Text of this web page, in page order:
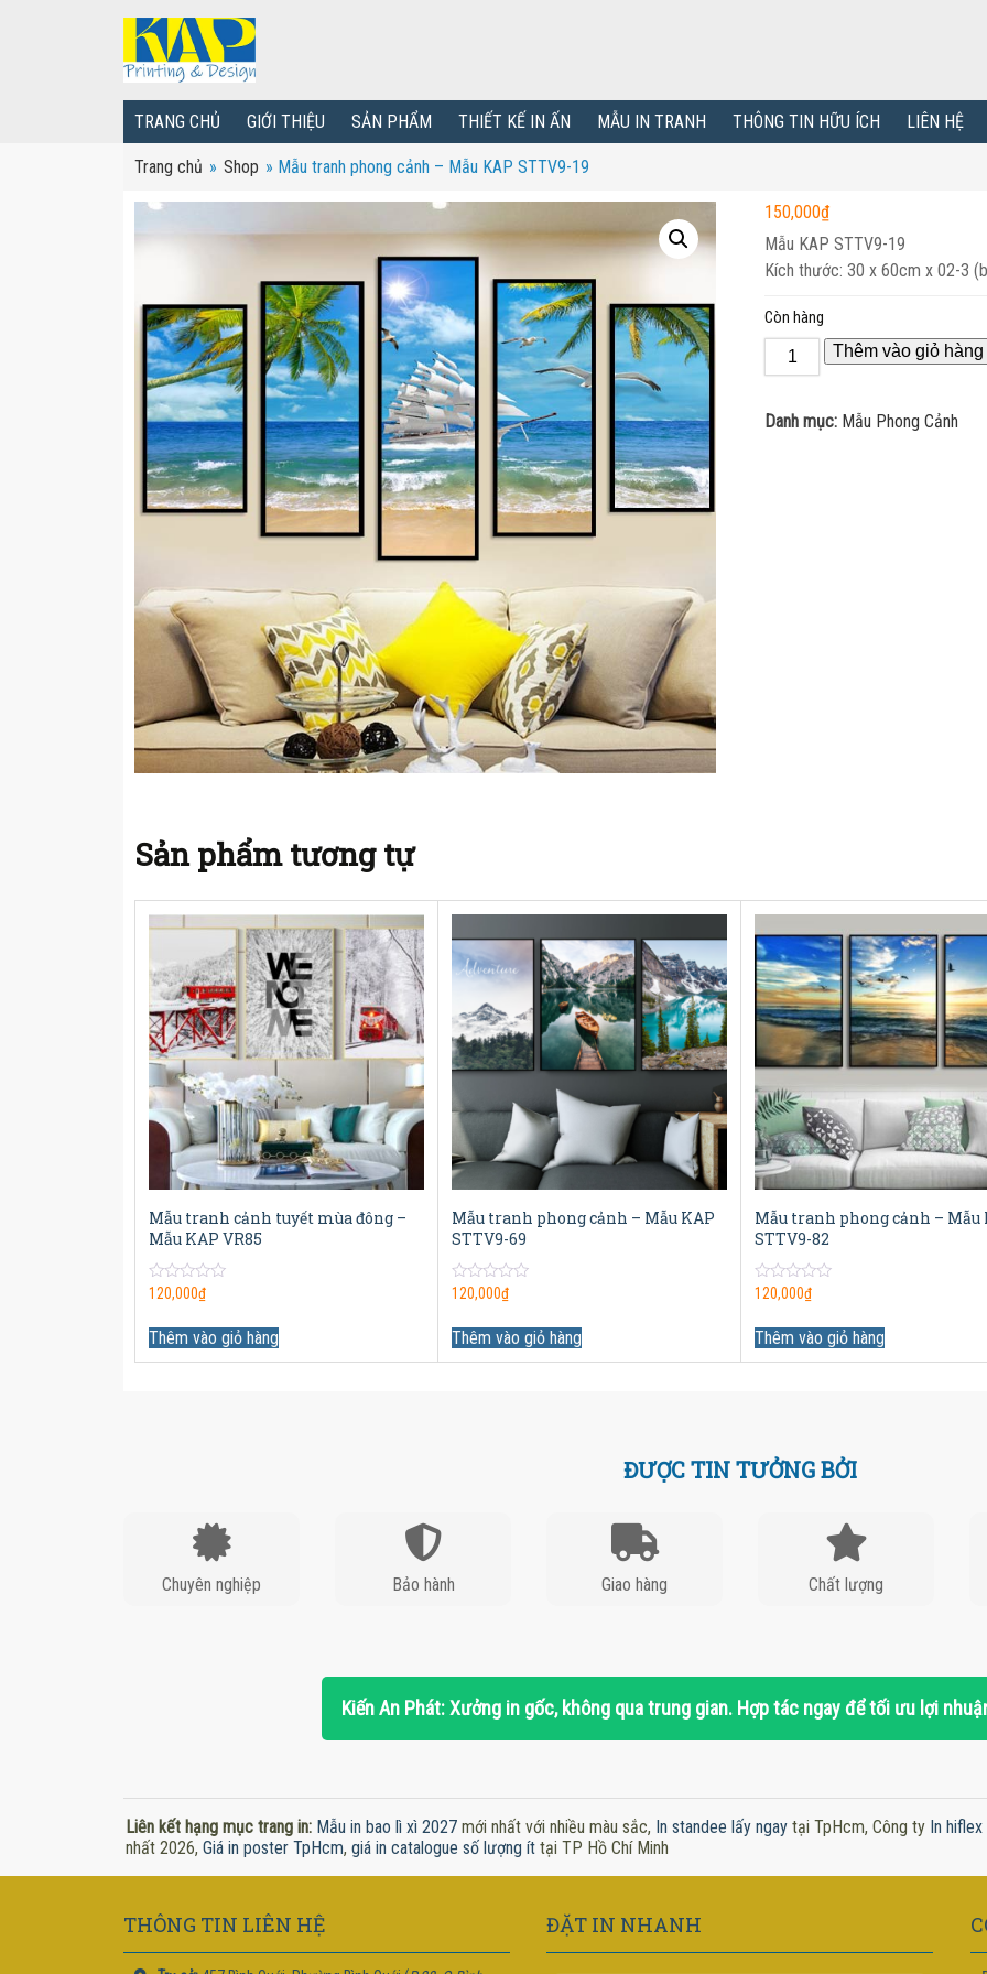
TRANG CHỦ GIỚI THIỆU SẢN PHẨM THIẾT KẾ IN ẤN MẪU IN TRANH THÔNG TIN HỮU ÍCH LIÊN HỆ
Trang chủ » Shop » Mẫu tranh phong cảnh – Mẫu KAP STTV9-19
150,000₫
Mẫu KAP STTV9-19
Kích thước: 30 x 60cm x 02-3
Còn hàng
Thêm vào giỏ hàng
Danh mục: Mẫu Phong Cảnh
Sản phẩm tương tự
Mẫu tranh cảnh tuyết mùa đông –
Mẫu KAP VR85
0
5
120,000₫
Thêm vào giỏ hàng
Mẫu tranh phong cảnh – Mẫu KAP
STTV9-69
0
5
120,000₫
Thêm vào giỏ hàng
Mẫu tranh phong cảnh – Mẫu
STTV9-82
0
5
120,000₫
Thêm vào giỏ hàng
ĐƯỢC TIN TƯỞNG BỞI
Chuyên nghiệp Bảo hành Giao hàng Chất lượng
Kiến An Phát: Xưởng in gốc, không qua trung gian. Hợp tác ngay để tối ưu lợi
Liên kết hạng mục trang in: Mẫu in bao lì xì 2027 mới nhất với nhiều màu sắc, In standee lấy ngay tại TpHcm, Công ty In
nhất 2026, Giá in poster TpHcm, giá in catalogue số lượng ít tại TP Hồ Chí Minh
THÔNG TIN LIÊN HỆ ĐẶT IN NHANH